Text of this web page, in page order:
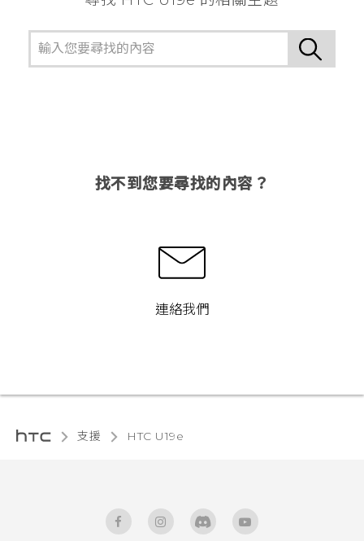
找不到您要尋找的內容？
連絡我們
支援 HTC U19e‎